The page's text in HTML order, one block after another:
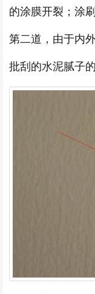
的涂膜开裂；涂
第二道，由于内
批刮的水泥腻子